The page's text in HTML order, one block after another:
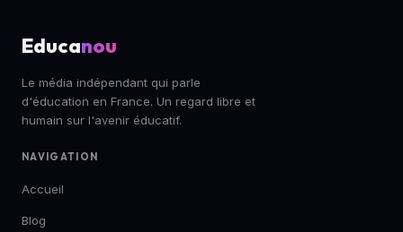
Educanou
Le média indépendant qui parle
d'éducation en France. Un regard libre et
humain sur l'avenir éducatif.
NAVIGATION
Accueil
Blog